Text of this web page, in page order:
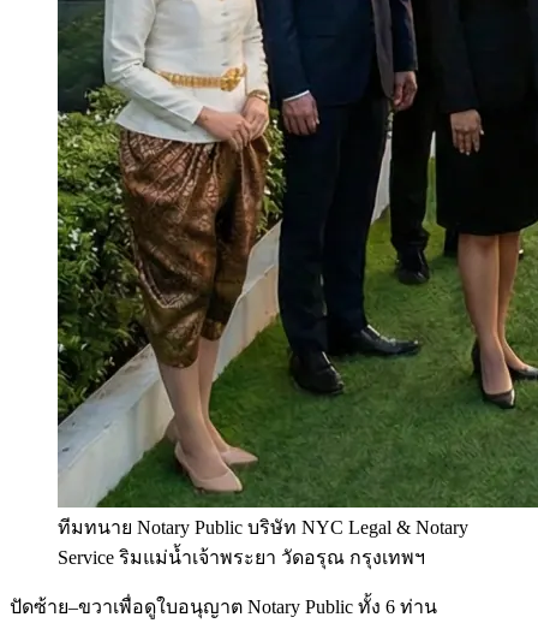
ทีมทนาย Notary Public บริษัท NYC Legal & Notary
Service ริมแม่น้ำเจ้าพระยา วัดอรุณ กรุงเทพฯ
ปัดซ้าย–ขวาเพื่อดูใบอนุญาต Notary Public ทั้ง 6 ท่าน